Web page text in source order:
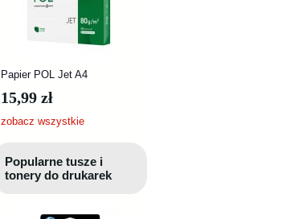
Papier POL Jet A4
15,99 zł
zobacz wszystkie
Popularne tusze i
tonery do drukarek